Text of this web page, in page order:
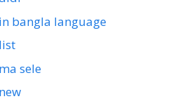
bangla language
sele